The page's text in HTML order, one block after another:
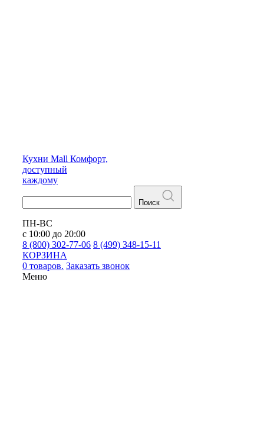
Кухни Mall Комфорт,
доступный
каждому
Поиск
ПН-ВС
с 10:00 до 20:00
8 (800) 302-77-06 8 (499) 348-15-11
КОРЗИНА
0 товаров. Заказать звонок
Меню